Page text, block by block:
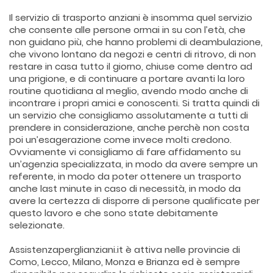
Il servizio di trasporto anziani è insomma quel servizio
che consente alle persone ormai in su con l’età, che
non guidano più, che hanno problemi di deambulazione,
che vivono lontano da negozi e centri di ritrovo, di non
restare in casa tutto il giorno, chiuse come dentro ad
una prigione, e di continuare a portare avanti la loro
routine quotidiana al meglio, avendo modo anche di
incontrare i propri amici e conoscenti. Si tratta quindi di
un servizio che consigliamo assolutamente a tutti di
prendere in considerazione, anche perchè non costa
poi un’esagerazione come invece molti credono.
Ovviamente vi consigliamo di fare affidamento su
un’agenzia specializzata, in modo da avere sempre un
referente, in modo da poter ottenere un trasporto
anche last minute in caso di necessità, in modo da
avere la certezza di disporre di persone qualificate per
questo lavoro e che sono state debitamente
selezionate.
Assistenzaperglianziani.it è attiva nelle provincie di
Como, Lecco, Milano, Monza e Brianza ed è sempre